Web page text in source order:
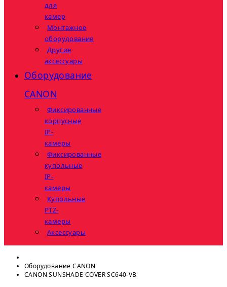
для
камер
Монтажное
оборудование
Другие
аксессуары
Оборудование
CANON
Фиксированные
корпусные
IP-
камеры
Фиксированные
купольные
IP-
камеры
Купольные
PTZ-
камеры
Аксессуары
Оборудование CANON
CANON SUNSHADE COVER SC640-VB